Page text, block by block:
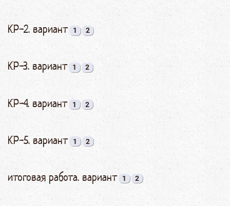
КР-2. вариант 1 2
КР-3. вариант 1 2
КР-4. вариант 1 2
КР-5. вариант 1 2
итоговая работа. вариант 1 2